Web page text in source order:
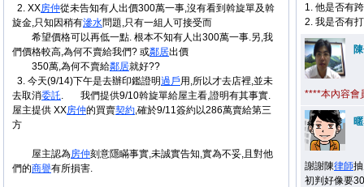
2. XX房仲從未告知有人出價300萬一事,沒有看到斡旋單及斡
旋金,只知因稍有滲水問題,只有一組人可接受而
希望價格可以再低一點. 根本不知有人出300萬一事.另,我
們價格較高,為何不賣給我們? 或鄰居出價
350萬,為何不賣給鄰居就好??
3. 今天(9/14)下午是去辦印鑑證明過戶用,所以才去店裡,並未
去取消委託. 我們提供9/10斡旋單給屋主看,證明有其事實.
屋主提供 XX房仲的買賣契約,確於9/11簽約以286萬賣給第三
方
屋主認為房仲刻意隱瞞事實,未誠實告知,實為不妥,且對他
們的商譽有所損害.
1. 他是否有
2. 我是否有打
****本內容會
謝謝陳律師
初判好像要